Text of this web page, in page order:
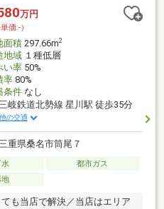
？どんな費用がかかるの？の
＝＝＝＝＝＝＝＝＝＝＝＝＝
万円
単価:-）
面積297.66m2
地域１種低層
い率50%
率80%
条件なし
岐鉄道北勢線 星川駅 徒歩35分
の交通
重県桑名市筒尾７
水
都市ガス
地
も当店で解決／当店はエリア